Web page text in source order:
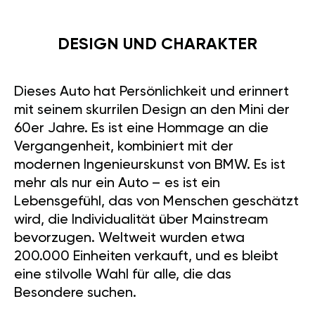
DESIGN UND CHARAKTER
Dieses Auto hat Persönlichkeit und erinnert
mit seinem skurrilen Design an den Mini der
60er Jahre. Es ist eine Hommage an die
Vergangenheit, kombiniert mit der
modernen Ingenieurskunst von BMW. Es ist
mehr als nur ein Auto – es ist ein
Lebensgefühl, das von Menschen geschätzt
wird, die Individualität über Mainstream
bevorzugen. Weltweit wurden etwa
200.000 Einheiten verkauft, und es bleibt
eine stilvolle Wahl für alle, die das
Besondere suchen.